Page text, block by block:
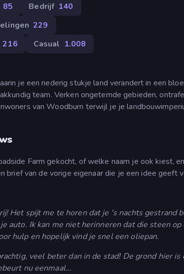
85 Bedrijf 140
229
216 Casual 1.008
je een nederig stukje land verandert in een
team. Verken ongetemde gebieden,
van Woodburn terwijl je je
Farm gekocht, of welke naam je ook kiest,
brief van de vorige eigenaar die je een idee geeft
Het spijt me te horen dat je 's nachts gestrand
auto. Ik kan me niet herinneren dat die steen op
hulp en hopelijk vind je snel een oliepan.
veel beter dan in de stad! De grond hier is
nu eenmaal...